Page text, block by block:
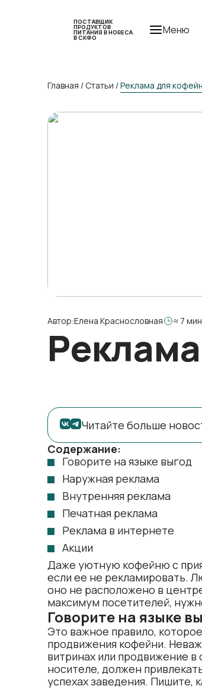
ПОСТАВЩИК
ПРОДУКТОВ
ПИТАНИЯ В HORECA
В СКФО
Меню
Главная / Статьи /Реклама для
Автор:Елена Краснословная ≈ 7 мин
Читайте больше
Содержание:
Говорите на языке выгод
Наружная реклама
Внутренняя реклама
Печатная реклама
Реклама в интернете
Акции
Даже уютную кофейню с
если ее не рекламировать.
оно не расположено в
максимум посетителей,
Говорите на языке
Это важное правило,
продвижения кофейни.
витринах или продвижение
носителе, должен
успехах заведения. Пишите,